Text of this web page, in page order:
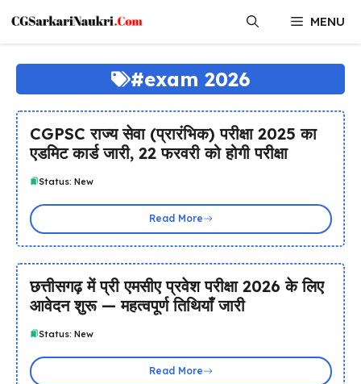
content
MENU
#exam 2026
CGPSC राज्य सेवा (प्रारंभिक) परीक्षा 2025 का
एडमिट कार्ड जारी, 22 फरवरी को होगी परीक्षा
Status: New
Read More
छत्तीसगढ़ में प्री एमसीए प्रवेश परीक्षा 2026 के लिए
आवेदन शुरू — महत्वपूर्ण तिथियाँ जारी
Status: New
Read More